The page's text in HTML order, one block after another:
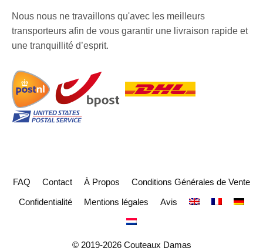
Nous nous ne travaillons qu'avec les meilleurs
transporteurs afin de vous garantir une livraison rapide et
une tranquillité d’esprit.
FAQ Contact À Propos
Conditions Générales de Vente
Confidentialité
Mentions légales Avis
© 2019-2026 Couteaux Damas